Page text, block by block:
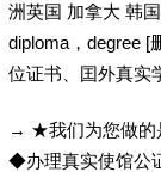
洲英国 加拿大 韩
diploma，degree [
位证书、囯外真实
→ ★我们为您做的
◆办理真实使馆公